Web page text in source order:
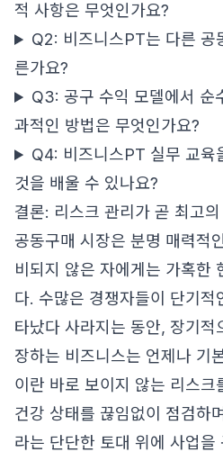
적 사항은 무엇인가요?
Q2: 비즈니스PT는 다른 공
른가요?
Q3: 공구 수익 모델에서 순
과적인 방법은 무엇인가요?
Q4: 비즈니스PT 실무 교육
것을 배울 수 있나요?
결론: 리스크 관리가 곧 최고
공동구매 시장은 분명 매력적
비되지 않은 자에게는 가혹한
다. 수많은 경쟁자들이 단기
타났다 사라지는 동안, 장기적
장하는 비즈니스는 언제나 기
이란 바로 보이지 않는 리스크
건강 상태를 끊임없이 점검하
라는 단단한 토대 위에 사업을